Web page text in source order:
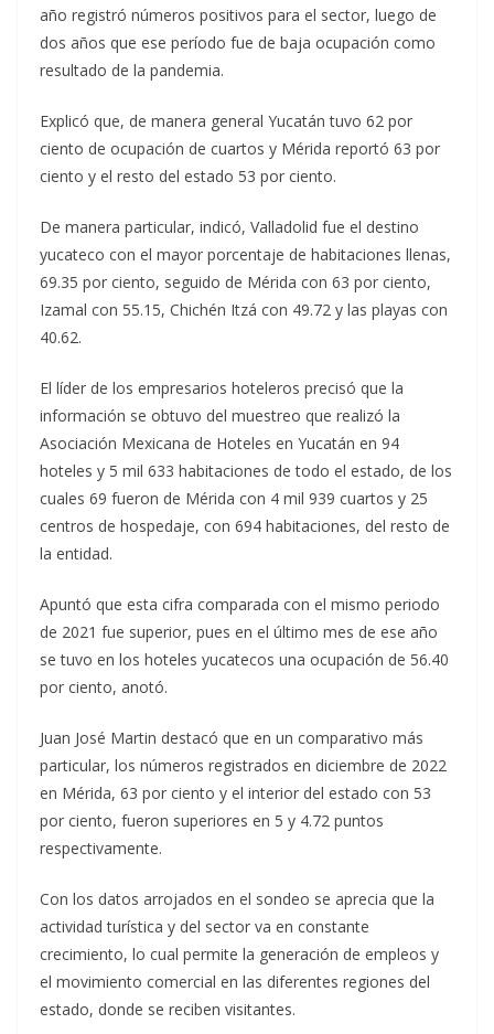
año registró números positivos para el sector, luego de
dos años que ese período fue de baja ocupación como
resultado de la pandemia.
Explicó que, de manera general Yucatán tuvo 62 por
ciento de ocupación de cuartos y Mérida reportó 63 por
ciento y el resto del estado 53 por ciento.
De manera particular, indicó, Valladolid fue el destino
yucateco con el mayor porcentaje de habitaciones llenas,
69.35 por ciento, seguido de Mérida con 63 por ciento,
Izamal con 55.15, Chichén Itzá con 49.72 y las playas con
40.62.
El líder de los empresarios hoteleros precisó que la
información se obtuvo del muestreo que realizó la
Asociación Mexicana de Hoteles en Yucatán en 94
hoteles y 5 mil 633 habitaciones de todo el estado, de los
cuales 69 fueron de Mérida con 4 mil 939 cuartos y 25
centros de hospedaje, con 694 habitaciones, del resto de
la entidad.
Apuntó que esta cifra comparada con el mismo periodo
de 2021 fue superior, pues en el último mes de ese año
se tuvo en los hoteles yucatecos una ocupación de 56.40
por ciento, anotó.
Juan José Martin destacó que en un comparativo más
particular, los números registrados en diciembre de 2022
en Mérida, 63 por ciento y el interior del estado con 53
por ciento, fueron superiores en 5 y 4.72 puntos
respectivamente.
Con los datos arrojados en el sondeo se aprecia que la
actividad turística y del sector va en constante
crecimiento, lo cual permite la generación de empleos y
el movimiento comercial en las diferentes regiones del
estado, donde se reciben visitantes.